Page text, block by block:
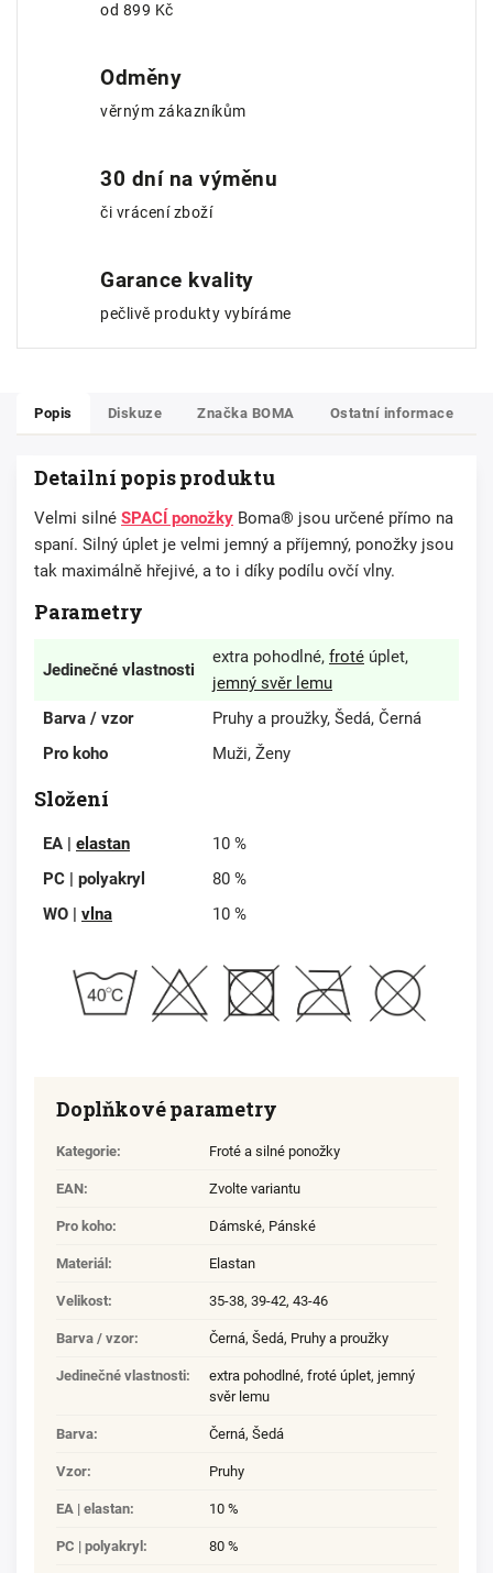
od 899 Kč
Odměny
věrným zákazníkům
30 dní na výměnu
či vrácení zboží
Garance kvality
pečlivě produkty vybíráme
Popis Diskuze Značka BOMA Ostatní informace
Detailní popis produktu
Velmi silné SPACÍ ponožky Boma® jsou určené přímo na
spaní. Silný úplet je velmi jemný a příjemný, ponožky jsou
tak maximálně hřejivé, a to i díky podílu ovčí vlny.
Parametry
Jedinečné vlastnosti
extra pohodlné, froté úplet,
jemný svěr lemu
Barva / vzor
Pruhy a proužky, Šedá, Černá
Pro koho
Muži, Ženy
Složení
EA | elastan
10 %
PC | polyakryl
80 %
WO | vlna 10 %
Doplňkové parametry
Kategorie: Froté a silné ponožky
EAN: Zvolte variantu
Pro koho: Dámské, Pánské
Materiál: Elastan
Velikost: 35-38, 39-42, 43-46
Barva / vzor: Černá, Šedá, Pruhy a proužky
Jedinečné vlastnosti: extra pohodlné, froté úplet, jemný
svěr lemu
Barva: Černá, Šedá
Vzor: Pruhy
EA | elastan: 10 %
PC | polyakryl: 80 %